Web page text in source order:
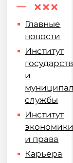
Главные
новости
Институт
и
службы
Институт
и права
Карьера